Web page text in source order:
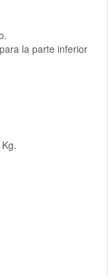
la parte inferior